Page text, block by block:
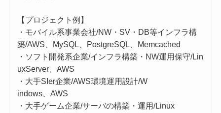
【プロジェクト例】
・モバイル系事業会社/NW・SV・DB等インフラ構
築/AWS、MySQL、PostgreSQL、Memcached
・ソフト開発系企業/インフラ構築・NW運用保守/Lin
uxServer、AWS
・大手SIer企業/AWS環境運用設計/W
indows、AWS
・大手ゲーム企業/サーバの構築・運用/Linux